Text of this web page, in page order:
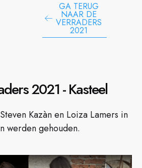
GA TERUG
NAAR DE
VERRADERS
2021
2021 - Kasteel
Kazàn en Loiza Lamers in
werden gehouden.